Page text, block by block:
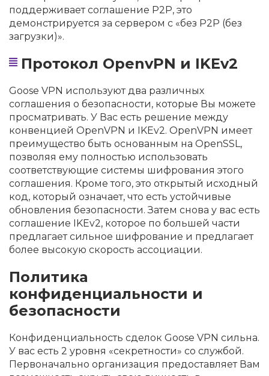
поддерживает соглашение P2P, это
демонстрируется за сервером с «без P2P (без
загрузки)».
Протокол OpenvPN и IKEv2
Goose VPN используют два различных
соглашения о безопасности, которые Вы можете
просматривать. У Вас есть решение между
конвенцией OpenVPN и IKEv2. OpenVPN имеет
преимущество быть основанным на OpenSSL,
позволяя ему полностью использовать
соответствующие системы шифрования этого
соглашения. Кроме того, это открытый исходный
код, который означает, что есть устойчивые
обновления безопасности. Затем снова у вас есть
соглашение IKEv2, которое по большей части
предлагает сильное шифрование и предлагает
более высокую скорость ассоциации.
Политика
конфиденциальности и
безопасности
Конфиденциальность сделок Goose VPN сильна.
У вас есть 2 уровня «секретности» со службой.
Первоначально организация предоставляет Вам